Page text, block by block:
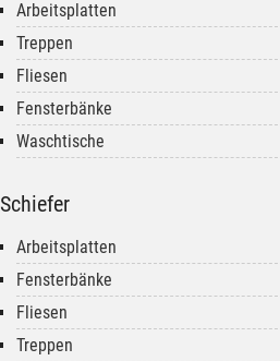
Arbeitsplatten
Treppen
Fliesen
Fensterbänke
Waschtische
Schiefer
Arbeitsplatten
Fensterbänke
Fliesen
Treppen